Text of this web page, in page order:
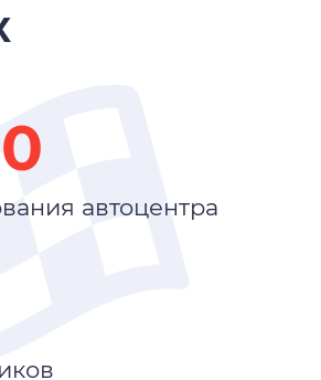
автоцентра